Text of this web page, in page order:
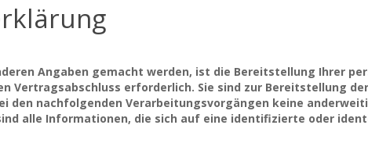
Angaben gemacht werden, ist die Bereitstellung Ihrer
Vertragsabschluss erforderlich. Sie sind zur Bereitstellung
den nachfolgenden Verarbeitungsvorgängen keine
alle Informationen, die sich auf eine identifizierte oder